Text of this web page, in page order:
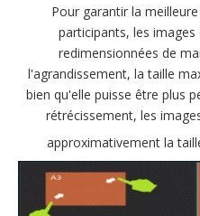
Pour garantir la
participants, les
redimensionnées de
l'agrandissement, la taille
bien qu'elle puisse être plus
rétrécissement, les
approximativement la